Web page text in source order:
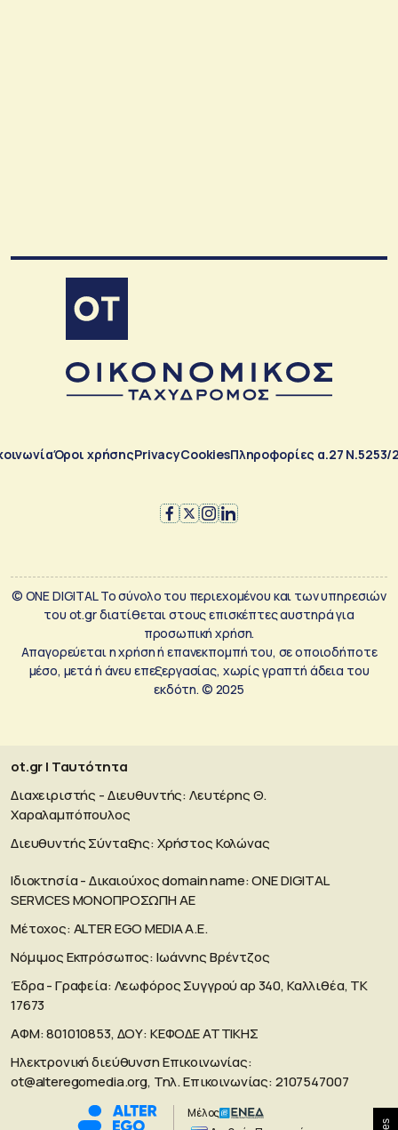
Όροι χρήσηςPrivacyCookiesΠληροφορίες α.27 Ν.5253/
© ONE DIGITAL Το σύνολο του περιεχομένου και των υπηρεσιών
του ot.gr διατίθεται στους επισκέπτες αυστηρά για
προσωπική χρήση.
Απαγορεύεται η χρήση ή επανεκπομπή του, σε οποιοδήποτε
μέσο, μετά ή άνευ επεξεργασίας, χωρίς γραπτή άδεια του
εκδότη. © 2025
ot.gr | Ταυτότητα
Διαχειριστής - Διευθυντής: Λευτέρης Θ.
Χαραλαμπόπουλος
Διευθυντής Σύνταξης: Χρήστος Κολώνας
Ιδιοκτησία - Δικαιούχος domain name: ΟΝΕ DIGITAL
SERVICES MONOΠΡΟΣΩΠΗ ΑΕ
Μέτοχος: ALTER EGO MEDIA A.E.
Νόμιμος Εκπρόσωπος: Ιωάννης Βρέντζος
Έδρα - Γραφεία: Λεωφόρος Συγγρού αρ 340, Καλλιθέα, ΤΚ
17673
ΑΦΜ: 801010853, ΔΟΥ: ΚΕΦΟΔΕ ΑΤΤΙΚΗΣ
Ηλεκτρονική διεύθυνση Επικοινωνίας:
ot@alteregomedia.org, Τηλ. Επικοινωνίας: 2107547007
Μέλος